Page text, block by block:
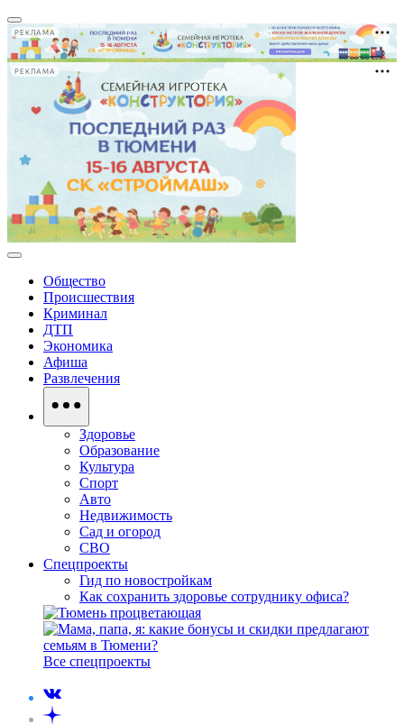
РЕКЛАМА
РЕКЛАМА
Общество
Происшествия
Криминал
ДТП
Экономика
Афиша
Развлечения
Здоровье
Образование
Культура
Спорт
Авто
Недвижимость
Сад и огород
СВО
Спецпроекты
Гид по новостройкам
Как сохранить здоровье сотруднику офиса?
Все спецпроекты